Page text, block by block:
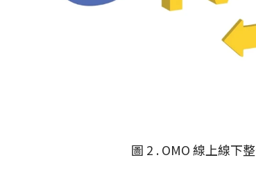
圖 2 . OMO 線上線下